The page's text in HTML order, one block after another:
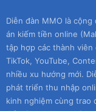
Diễn đàn MMO là
án kiếm tiền online
tập hợp các thành viên
TikTok, YouTube,
nhiều xu hướng mới.
phát triển thu nhập
kinh nghiệm cùng trao